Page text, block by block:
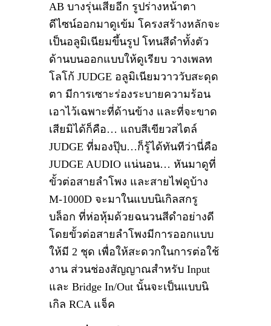
AB บางรุ่นเสียอีก รูปร่างหน้าตา
ดีไซน์ออกมาดูเข้ม โครงสร้างหลักจะ
เป็นอลูมิเนียมขึ้นรูป โทนสีดำทั้งตัว
ด้านบนออกแบบให้ดูเรียบ วางเพลท
โลโก้ JUDGE อลูมิเนียมวาววับสะดุด
ตา มีการเซาะร่องระบายความร้อน
เอาไว้เฉพาะที่ด้านข้าง และที่จะขาด
เสียมิได้ก็คือ… แถบสีเขียวสไตล์
JUDGE ที่มองปุ๊บ…ก็รู้ได้ทันทีว่านี่คือ
JUDGE AUDIO แน่นอน… หันมาดูที่
ขั้วต่อสายลำโพง และสายไฟดูบ้าง
M-1000D จะมาในแบบนิเกิลสกรู
บล็อก ที่ห่อหุ้มด้วยฉนวนสีดำอย่างดี
โดยขั้วต่อสายลำโพงมีการออกแบบ
ให้มี 2 ชุด เพื่อให้สะดวกในการต่อใช้
งาน ส่วนช่องสัญญาณสำหรับ Input
และ Bridge In/Out นั้นจะเป็นแบบนิ
เกิล RCA แจ็ค